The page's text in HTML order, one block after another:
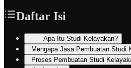
Daftar Isi
Apa Itu Studi Kelayakan?
Mengapa Jasa Pembuatan Studi
Proses Pembuatan Studi